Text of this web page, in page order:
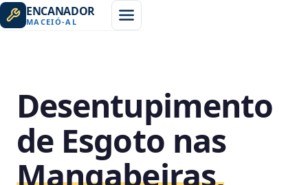
ENCANADOR
MACEIÓ-AL
Desentupimento
de Esgoto nas
Mangabeiras,